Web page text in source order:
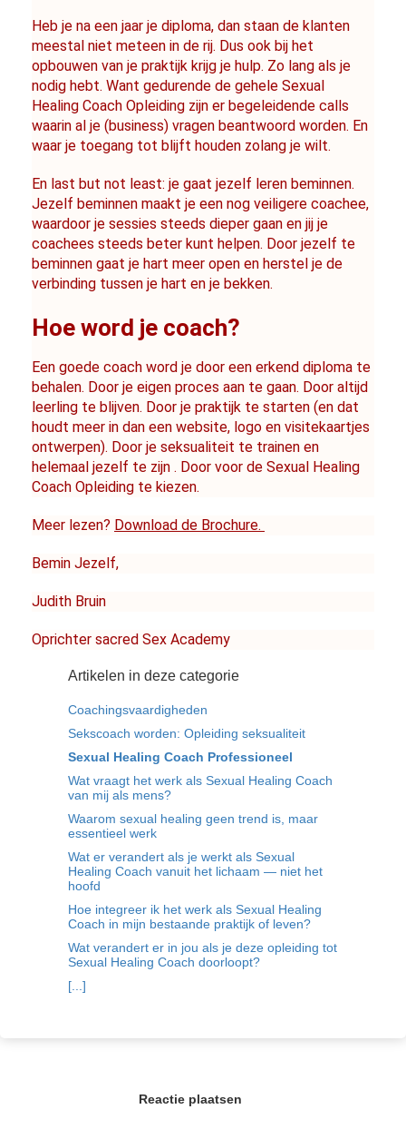
Heb je na een jaar je diploma, dan staan de klanten
meestal niet meteen in de rij. Dus ook bij het
opbouwen van je praktijk krijg je hulp. Zo lang als je
nodig hebt. Want gedurende de gehele Sexual
Healing Coach Opleiding zijn er begeleidende calls
waarin al je (business) vragen beantwoord worden. En
waar je toegang tot blijft houden zolang je wilt.
En last but not least: je gaat jezelf leren beminnen.
Jezelf beminnen maakt je een nog veiligere coachee,
waardoor je sessies steeds dieper gaan en jij je
coachees steeds beter kunt helpen. Door jezelf te
beminnen gaat je hart meer open en herstel je de
verbinding tussen je hart en je bekken.
Hoe word je coach?
Een goede coach word je door een erkend diploma te
behalen. Door je eigen proces aan te gaan. Door altijd
leerling te blijven. Door je praktijk te starten (en dat
houdt meer in dan een website, logo en visitekaartjes
ontwerpen). Door je seksualiteit te trainen en
helemaal jezelf te zijn . Door voor de Sexual Healing
Coach Opleiding te kiezen.
Meer lezen? Download de Brochure.
Bemin Jezelf,
Judith Bruin
Oprichter sacred Sex Academy
Artikelen in deze categorie
Coachingsvaardigheden
Sekscoach worden: Opleiding seksualiteit
Sexual Healing Coach Professioneel
Wat vraagt het werk als Sexual Healing Coach
van mij als mens?
Waarom sexual healing geen trend is, maar
essentieel werk
Wat er verandert als je werkt als Sexual
Healing Coach vanuit het lichaam — niet het
hoofd
Hoe integreer ik het werk als Sexual Healing
Coach in mijn bestaande praktijk of leven?
Wat verandert er in jou als je deze opleiding tot
Sexual Healing Coach doorloopt?
[...]
Reactie plaatsen